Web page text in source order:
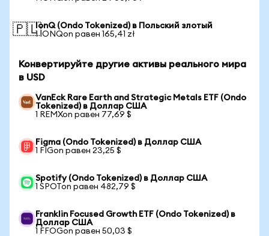
🇵🇱IonQ (Ondo Tokenized) в Польский злотый
1 IONQon равен 165,41 zł
Конвертируйте другие активы реального мира
в USD
VanEck Rare Earth and Strategic Metals ETF (Ondo
Tokenized) в Доллар США
1 REMXon равен 77,69 $
Figma (Ondo Tokenized) в Доллар США
1 FIGon равен 23,25 $
Spotify (Ondo Tokenized) в Доллар США
1 SPOTon равен 482,79 $
Franklin Focused Growth ETF (Ondo Tokenized) в
Доллар США
1 FFOGon равен 50,03 $